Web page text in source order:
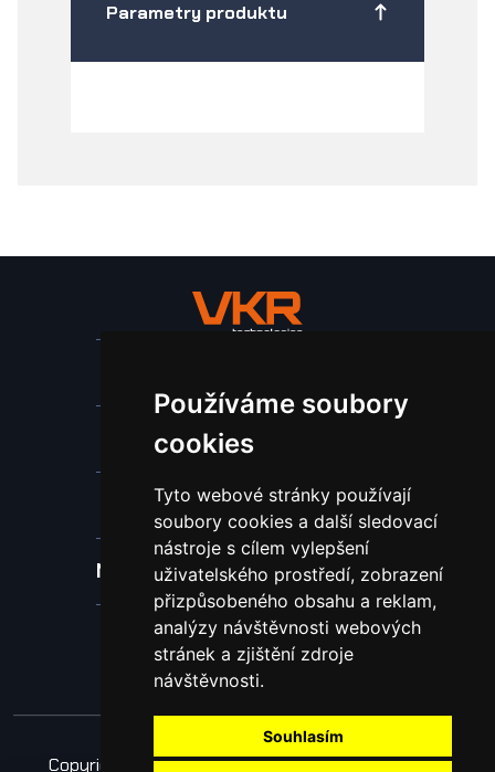
Používáme soubory
cookies
Tyto webové stránky používají
soubory cookies a další sledovací
nástroje s cílem vylepšení
uživatelského prostředí, zobrazení
přizpůsobeného obsahu a reklam,
analýzy návštěvnosti webových
stránek a zjištění zdroje
návštěvnosti.
Souhlasím
Parametry produktu
Nástroje pro ohraňovací lisy
Spotřební materiál a nástroje
Náhradní díly pro vodní paprsek
Laserové svařování
Copyright © 2026 Všechna práva vyhrazena